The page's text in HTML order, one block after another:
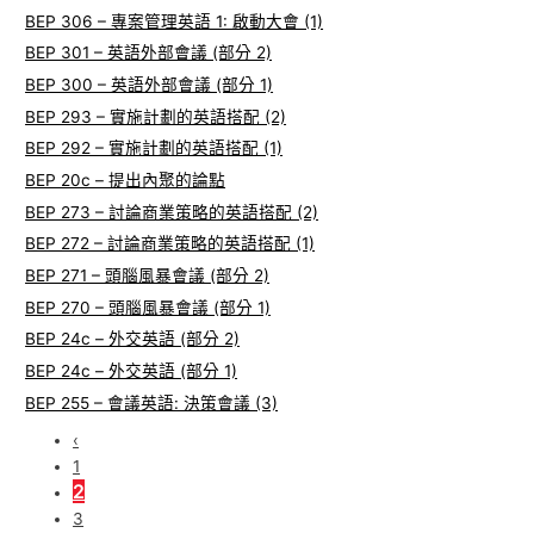
BEP 306 – 專案管理英語 1: 啟動大會 (1)
BEP 301 – 英語外部會議 (部分 2)
BEP 300 – 英語外部會議 (部分 1)
BEP 293 – 實施計劃的英語搭配 (2)
BEP 292 – 實施計劃的英語搭配 (1)
BEP 20c – 提出內聚的論點
BEP 273 – 討論商業策略的英語搭配 (2)
BEP 272 – 討論商業策略的英語搭配 (1)
BEP 271 – 頭腦風暴會議 (部分 2)
BEP 270 – 頭腦風暴會議 (部分 1)
BEP 24c – 外交英語 (部分 2)
BEP 24c – 外交英語 (部分 1)
BEP 255 – 會議英語: 決策會議 (3)
‹
1
2
3